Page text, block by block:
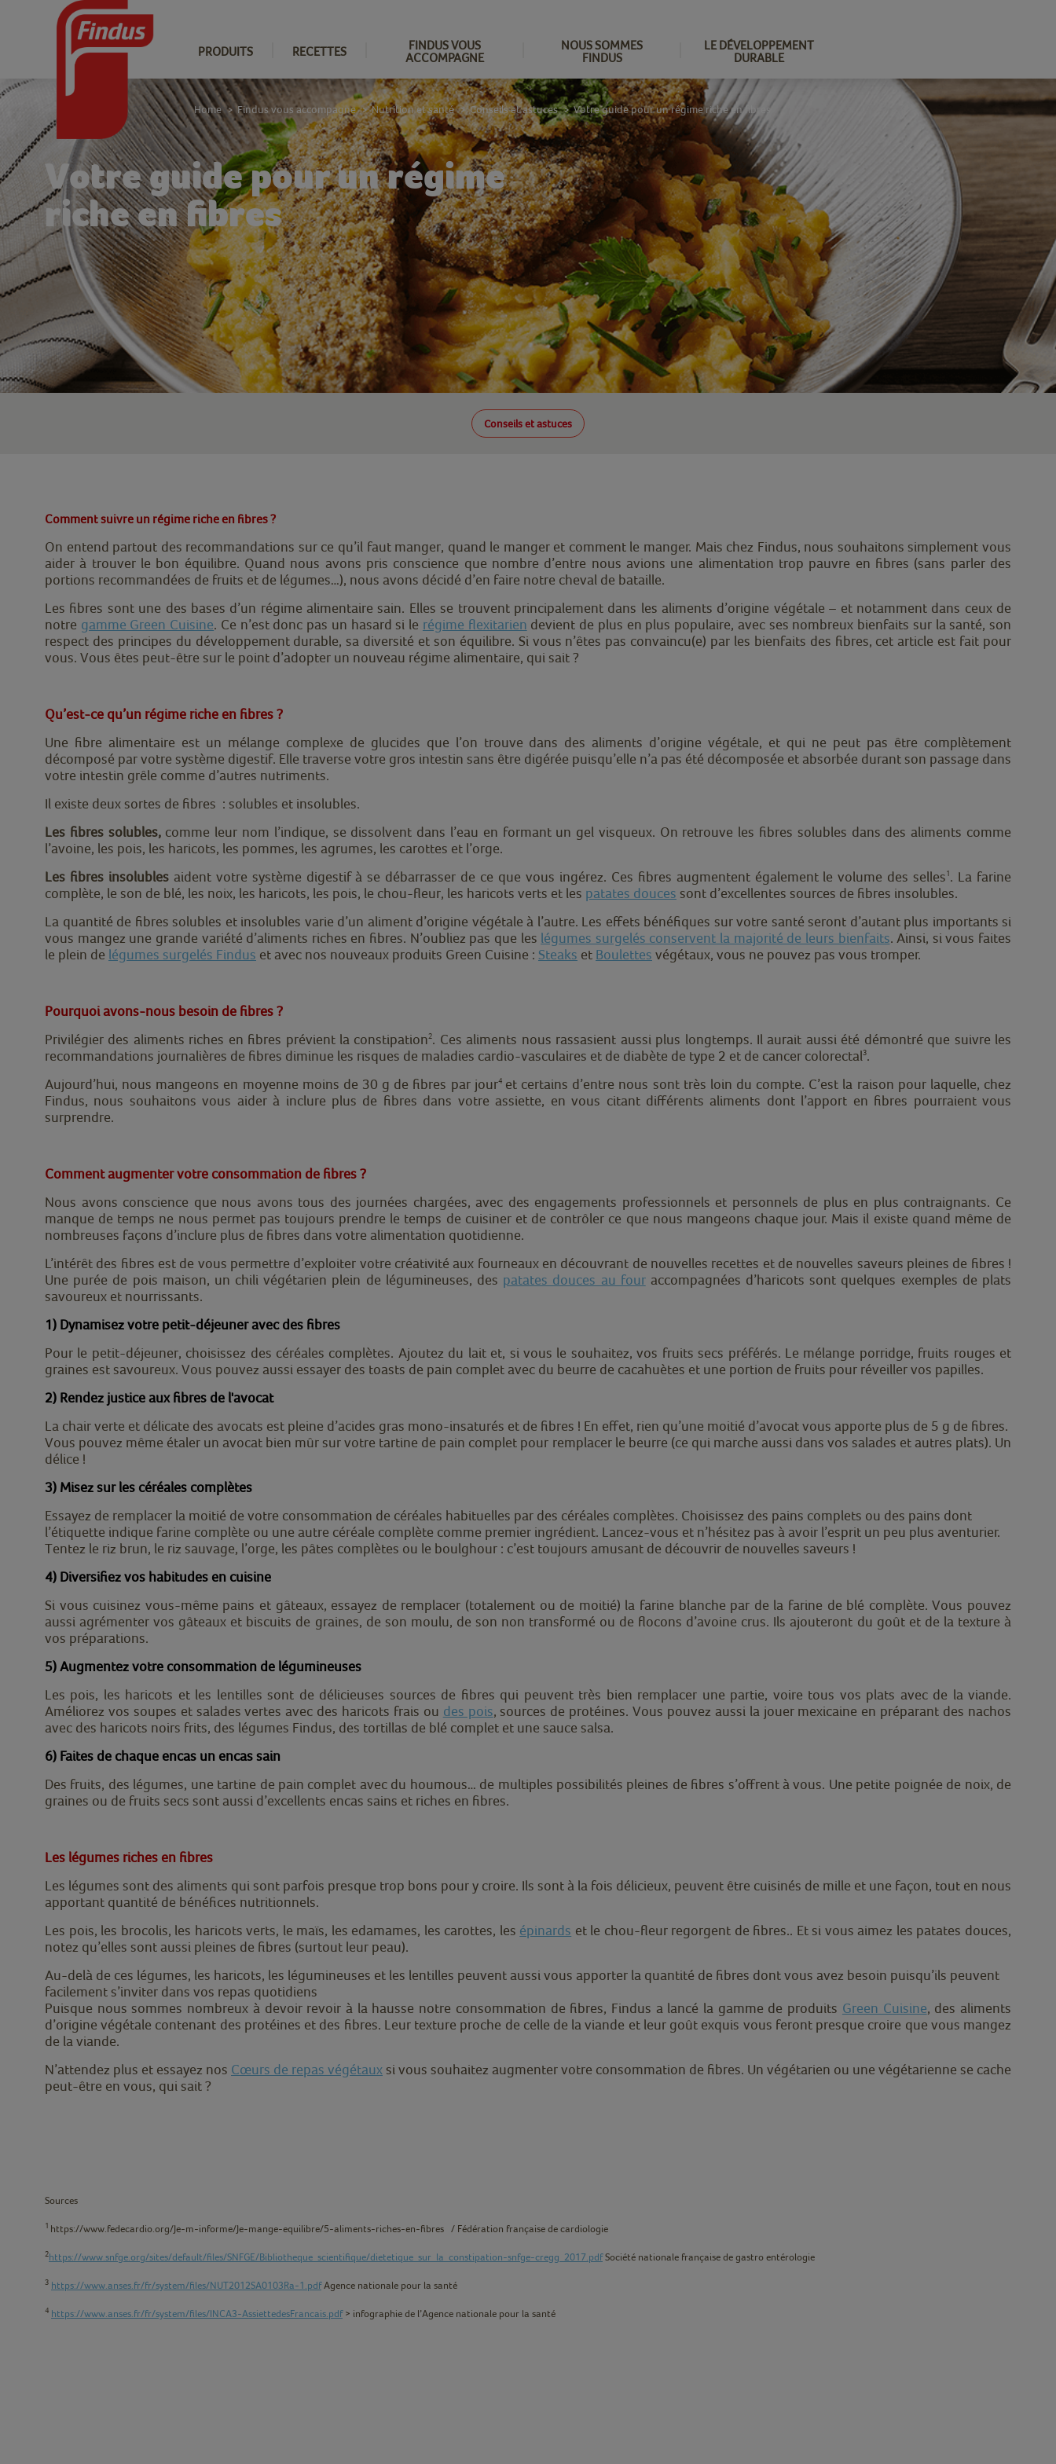
PRODUITS RECETTES
FINDUS VOUS
ACCOMPAGNE
NOUS SOMMES
FINDUS
LE DÉVELOPPEMENT
DURABLE
Votre guide pour un régime
riche en fibres
Conseils et astuces
Home > Findus vous accompagne > Nutrition et santé > Conseils et astuces > Votre guide pour un régime riche en fibres
Comment suivre un régime riche en fibres ?
On entend partout des recommandations sur ce qu’il faut manger, quand le manger et comment le manger. Mais chez Findus, nous souhaitons simplement vous
aider à trouver le bon équilibre. Quand nous avons pris conscience que nombre d’entre nous avions une alimentation trop pauvre en fibres (sans parler des
portions recommandées de fruits et de légumes…), nous avons décidé d’en faire notre cheval de bataille.
Les fibres sont une des bases d’un régime alimentaire sain. Elles se trouvent principalement dans les aliments d’origine végétale – et notamment dans ceux de
notre gamme Green Cuisine. Ce n’est donc pas un hasard si le régime flexitarien devient de plus en plus populaire, avec ses nombreux bienfaits sur la santé, son
respect des principes du développement durable, sa diversité et son équilibre. Si vous n’êtes pas convaincu(e) par les bienfaits des fibres, cet article est fait pour
vous. Vous êtes peut-être sur le point d’adopter un nouveau régime alimentaire, qui sait ?
Qu’est-ce qu’un régime riche en fibres ?
Une fibre alimentaire est un mélange complexe de glucides que l’on trouve dans des aliments d’origine végétale, et qui ne peut pas être complètement
décomposé par votre système digestif. Elle traverse votre gros intestin sans être digérée puisqu’elle n’a pas été décomposée et absorbée durant son passage dans
votre intestin grêle comme d’autres nutriments.
Il existe deux sortes de fibres : solubles et insolubles.
Les fibres solubles, comme leur nom l’indique, se dissolvent dans l’eau en formant un gel visqueux. On retrouve les fibres solubles dans des aliments comme
l’avoine, les pois, les haricots, les pommes, les agrumes, les carottes et l’orge.
Les fibres insolublesaident votre système digestif à se débarrasser de ce que vous ingérez. Ces fibres augmentent également le volume des selles1. La farine
complète, le son de blé, les noix, les haricots, les pois, le chou-fleur, les haricots verts et les patates douces sont d’excellentes sources de fibres insolubles.
La quantité de fibres solubles et insolubles varie d’un aliment d’origine végétale à l’autre. Les effets bénéfiques sur votre santé seront d’autant plus importants si
vous mangez une grande variété d’aliments riches en fibres. N’oubliez pas que les légumes surgelés conservent la majorité de leurs bienfaits. Ainsi, si vous faites
le plein de légumes surgelés Findus et avec nos nouveaux produits Green Cuisine : Steaks et Boulettes végétaux, vous ne pouvez pas vous tromper.
Pourquoi avons-nous besoin de fibres ?
Privilégier des aliments riches en fibres prévient la constipation2. Ces aliments nous rassasient aussi plus longtemps. Il aurait aussi été démontré que suivre les
recommandations journalières de fibres diminue les risques de maladies cardio-vasculaires et de diabète de type 2 et de cancer colorectal3.
Aujourd’hui, nous mangeons en moyenne moins de 30 g de fibres par jour4 et certains d’entre nous sont très loin du compte. C’est la raison pour laquelle, chez
Findus, nous souhaitons vous aider à inclure plus de fibres dans votre assiette, en vous citant différents aliments dont l’apport en fibres pourraient vous
surprendre.
Comment augmenter votre consommation de fibres ?
Nous avons conscience que nous avons tous des journées chargées, avec des engagements professionnels et personnels de plus en plus contraignants. Ce
manque de temps ne nous permet pas toujours prendre le temps de cuisiner et de contrôler ce que nous mangeons chaque jour. Mais il existe quand même de
nombreuses façons d’inclure plus de fibres dans votre alimentation quotidienne.
L’intérêt des fibres est de vous permettre d’exploiter votre créativité aux fourneaux en découvrant de nouvelles recettes et de nouvelles saveurs pleines de fibres !
Une purée de pois maison, un chili végétarien plein de légumineuses, des patates douces au fouraccompagnées d’haricots sont quelques exemples de plats
savoureux et nourrissants.
1) Dynamisez votre petit-déjeuner avec des fibres
Pour le petit-déjeuner, choisissez des céréales complètes. Ajoutez du lait et, si vous le souhaitez, vos fruits secs préférés. Le mélange porridge, fruits rouges et
graines est savoureux. Vous pouvez aussi essayer des toasts de pain complet avec du beurre de cacahuètes et une portion de fruits pour réveiller vos papilles.
2) Rendez justice aux fibres de l'avocat
La chair verte et délicate des avocats est pleine d’acides gras mono-insaturés et de fibres ! En effet, rien qu’une moitié d’avocat vous apporte plus de 5 g de fibres.
Vous pouvez même étaler un avocat bien mûr sur votre tartine de pain complet pour remplacer le beurre (ce qui marche aussi dans vos salades et autres plats). Un
délice !
3) Misez sur les céréales complètes
Essayez de remplacer la moitié de votre consommation de céréales habituelles par des céréales complètes. Choisissez des pains complets ou des pains dont
l’étiquette indique farine complète ou une autre céréale complète comme premier ingrédient. Lancez-vous et n’hésitez pas à avoir l’esprit un peu plus aventurier.
Tentez le riz brun, le riz sauvage, l’orge, les pâtes complètes ou le boulghour : c’est toujours amusant de découvrir de nouvelles saveurs !
4) Diversifiez vos habitudes en cuisine
Si vous cuisinez vous-même pains et gâteaux, essayez de remplacer (totalement ou de moitié) la farine blanche par de la farine de blé complète. Vous pouvez
aussi agrémenter vos gâteaux et biscuits de graines, de son moulu, de son non transformé ou de flocons d’avoine crus. Ils ajouteront du goût et de la texture à
vos préparations.
5) Augmentez votre consommation de légumineuses
Les pois, les haricots et les lentilles sont de délicieuses sources de fibres qui peuvent très bien remplacer une partie, voire tous vos plats avec de la viande.
Améliorez vos soupes et salades vertes avec des haricots frais ou des pois, sources de protéines. Vous pouvez aussi la jouer mexicaine en préparant des nachos
avec des haricots noirs frits, des légumes Findus, des tortillas de blé complet et une sauce salsa.
6) Faites de chaque encas un encas sain
Des fruits, des légumes, une tartine de pain complet avec du houmous… de multiples possibilités pleines de fibres s’offrent à vous. Une petite poignée de noix, de
graines ou de fruits secs sont aussi d’excellents encas sains et riches en fibres.
Les légumes riches en fibres
Les légumes sont des aliments qui sont parfois presque trop bons pour y croire. Ils sont à la fois délicieux, peuvent être cuisinés de mille et une façon, tout en nous
apportant quantité de bénéfices nutritionnels.
Les pois, les brocolis, les haricots verts, le maïs, les edamames, les carottes, les épinards et le chou-fleur regorgent de fibres.. Et si vous aimez les patates douces,
notez qu’elles sont aussi pleines de fibres (surtout leur peau).
Au-delà de ces légumes, les haricots, les légumineuses et les lentilles peuvent aussi vous apporter la quantité de fibres dont vous avez besoin puisqu’ils peuvent
facilement s’inviter dans vos repas quotidiens
Puisque nous sommes nombreux à devoir revoir à la hausse notre consommation de fibres, Findus a lancé la gamme de produits Green Cuisine, des aliments
d’origine végétale contenant des protéines et des fibres. Leur texture proche de celle de la viande et leur goût exquis vous feront presque croire que vous mangez
de la viande.
N’attendez plus et essayez nos Cœurs de repas végétaux si vous souhaitez augmenter votre consommation de fibres. Un végétarien ou une végétarienne se cache
peut-être en vous, qui sait ?
Sources
1 https://www.fedecardio.org/Je-m-informe/Je-mange-equilibre/5-aliments-riches-en-fibres / Fédération française de cardiologie
2https://www.snfge.org/sites/default/files/SNFGE/Bibliotheque_scientifique/dietetique_sur_la_constipation-snfge-cregg_2017.pdfSociété nationale française de gastro entérologie
3 https://www.anses.fr/fr/system/files/NUT2012SA0103Ra-1.pdfAgence nationale pour la santé
4 https://www.anses.fr/fr/system/files/INCA3-AssiettedesFrancais.pdf> infographie de l’Agence nationale pour la santé